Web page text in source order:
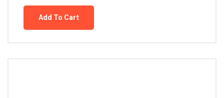
Add To Cart